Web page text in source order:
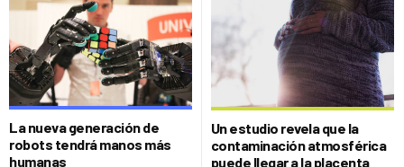
La nueva generación de
robots tendrá manos más
humanas
Un estudio revela que la
contaminación atmosférica
puede llegar a la placenta